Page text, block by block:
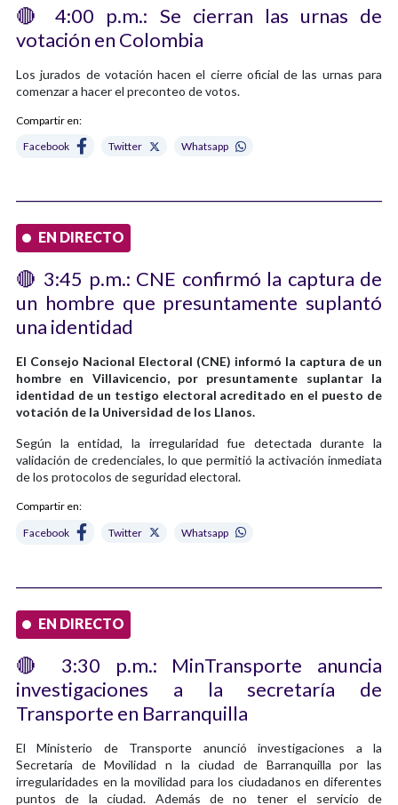
🔴 4:00 p.m.: Se cierran las urnas de
votación en Colombia
Los jurados de votación hacen el cierre oficial de las urnas para
comenzar a hacer el preconteo de votos.
Compartir en:
Facebook
Twitter Whatsapp
EN DIRECTO
🔴 3:45 p.m.: CNE confirmó la captura de
un hombre que presuntamente suplantó
una identidad
El Consejo Nacional Electoral (CNE) informó la captura de un
hombre en Villavicencio, por presuntamente suplantar la
identidad de un testigo electoral acreditado en el puesto de
votación de la Universidad de los Llanos.
Según la entidad, la irregularidad fue detectada durante la
validación de credenciales, lo que permitió la activación inmediata
de los protocolos de seguridad electoral.
Compartir en:
Facebook
Twitter Whatsapp
EN DIRECTO
🔴 3:30 p.m.: MinTransporte anuncia
investigaciones a la secretaría de
Transporte en Barranquilla
El Ministerio de Transporte anunció investigaciones a la
Secretaría de Movilidad n la ciudad de Barranquilla por las
irregularidades en la movilidad para los ciudadanos en diferentes
puntos de la ciudad. Además de no tener el servicio de